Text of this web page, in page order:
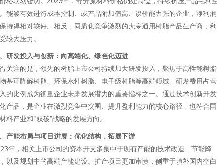
能够有效进行成本控制、或产品附加值高、议价能力强的企业，净利
持得相对较好。相反，同质化竞争激烈的大宗通用树脂产品生产商，
较大压力。
研发投入与创新：向高端化、绿色化迈进
关注的是，领先的树脂上市公司持续加大研发投入，聚焦于高性能树
基可降解树脂、环保水性树脂、电子级树脂等高端领域。研发费用占
的比例成为衡量企业未来发展潜力的重要指标之一。通过技术创新开
产品，是企业在激烈竞争中突围、提升盈利能力的核心路径，也符合
料产业和“双碳”战略的发展方向。
产能布局与项目进展：优化结构，拓展下游
年，相关上市公司的资本开支多集中于现有产能的技术改造、节能降
以及规划中的高端产能建设。扩产项目更加审慎，侧重于填补国内空